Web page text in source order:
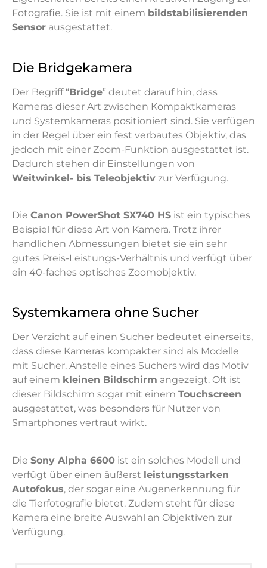
Fotografie. Sie ist mit einem bildstabilisierenden
Sensor ausgestattet.
Die Bridgekamera
Der Begriff “Bridge” deutet darauf hin, dass
Kameras dieser Art zwischen Kompaktkameras
und Systemkameras positioniert sind. Sie verfügen
in der Regel über ein fest verbautes Objektiv, das
jedoch mit einer Zoom-Funktion ausgestattet ist.
Dadurch stehen dir Einstellungen von
Weitwinkel- bis Teleobjektiv zur Verfügung.
Die Canon PowerShot SX740 HS ist ein typisches
Beispiel für diese Art von Kamera. Trotz ihrer
handlichen Abmessungen bietet sie ein sehr
gutes Preis-Leistungs-Verhältnis und verfügt über
ein 40-faches optisches Zoomobjektiv.
Systemkamera ohne Sucher
Der Verzicht auf einen Sucher bedeutet einerseits,
dass diese Kameras kompakter sind als Modelle
mit Sucher. Anstelle eines Suchers wird das Motiv
auf einem kleinen Bildschirm angezeigt. Oft ist
dieser Bildschirm sogar mit einem Touchscreen
ausgestattet, was besonders für Nutzer von
Smartphones vertraut wirkt.
Die Sony Alpha 6600 ist ein solches Modell und
verfügt über einen äußerst leistungsstarken
Autofokus, der sogar eine Augenerkennung für
die Tierfotografie bietet. Zudem steht für diese
Kamera eine breite Auswahl an Objektiven zur
Verfügung.